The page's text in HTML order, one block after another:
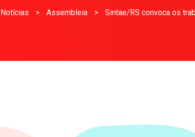
Notícias > Assembleia > Sintae/RS convoca os